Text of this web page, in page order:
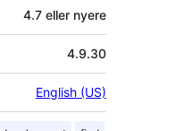
4.7 eller nyere
4.9.30
English (US)